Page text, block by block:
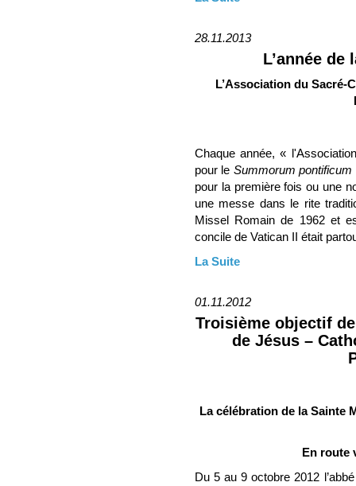
28.11.2013
L’année de
L’Association du Sacré-
Chaque année, «
pour le Summorum pontificum
pour la première fois ou une
une messe dans le rite
Missel Romain de 1962 et
concile de Vatican II était
La Suite
01.11.2012
Troisième objectif
de Jésus –
La célébration de la Sainte
En route
Du 5 au 9 octobre 2012